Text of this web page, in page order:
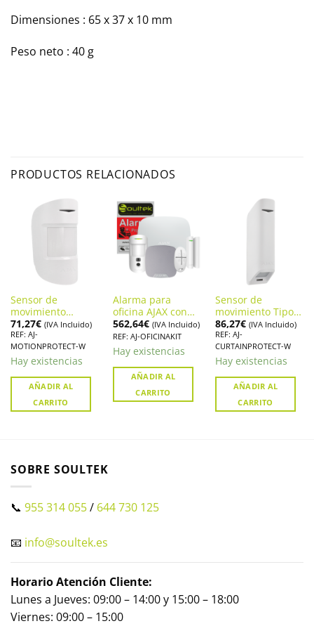
Dimensiones : 65 x 37 x 10 mm
Peso neto : 40 g
PRODUCTOS RELACIONADOS
Sensor de
movimiento
inalámbrico
alarma AJAX
MOTIONPROTECT
71,27€ (IVA Incluido)
REF: AJ-
MOTIONPROTECT-W
Hay existencias
AÑADIR AL
CARRITO
Alarma para
oficina AJAX con
cámara integrada
y sirena
562,64€ (IVA Incluido)
REF: AJ-OFICINAKIT
Hay existencias
AÑADIR AL
CARRITO
Sensor de
movimiento Tipo
Cortina Alarma
AJAX
MOTIONPROTECT
CURTAIN
86,27€ (IVA Incluido)
REF: AJ-
CURTAINPROTECT-W
Hay existencias
AÑADIR AL
CARRITO
SOBRE SOULTEK
📞 955 314 055/ 644 730 125
📧 info@soultek.es
Horario Atención Cliente:
Lunes a Jueves: 09:00 – 14:00 y 15:00 – 18:00
Viernes: 09:00 – 15:00